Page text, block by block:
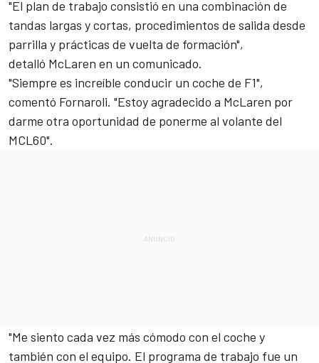
"El plan de trabajo consistió en una combinación de
tandas largas y cortas, procedimientos de salida desde
parrilla y prácticas de vuelta de formación",
detalló McLaren en un comunicado.
"Siempre es increíble conducir un coche de F1",
comentó Fornaroli. "Estoy agradecido a McLaren por
darme otra oportunidad de ponerme al volante del
MCL60".
"Me siento cada vez más cómodo con el coche y
también con el equipo. El programa de trabajo fue un